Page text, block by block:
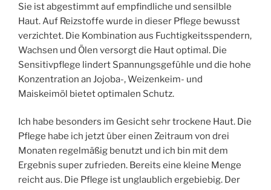
Sie ist abgestimmt auf empfindliche und sensilble
Haut. Auf Reizstoffe wurde in dieser Pflege bewusst
verzichtet. Die Kombination aus Fuchtigkeitsspendern,
Wachsen und Ölen versorgt die Haut optimal. Die
Sensitivpflege lindert Spannungsgefühle und die hohe
Konzentration an Jojoba-, Weizenkeim- und
Maiskeimöl bietet optimalen Schutz.
Ich habe besonders im Gesicht sehr trockene Haut. Die
Pflege habe ich jetzt über einen Zeitraum von drei
Monaten regelmäßig benutzt und ich bin mit dem
Ergebnis super zufrieden. Bereits eine kleine Menge
reicht aus. Die Pflege ist unglaublich ergebiebig. Der